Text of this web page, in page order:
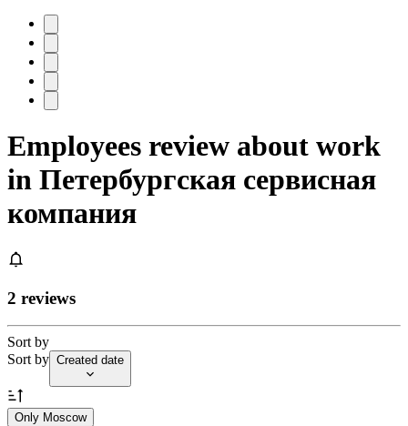
Employees review about work
in Петербургская сервисная
компания
2 reviews
Sort by
Sort by Created date
Only Moscow